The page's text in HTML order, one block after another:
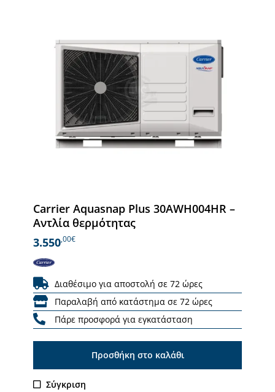
Carrier Aquasnap Plus 30AWH004HR –
Αντλία θερμότητας
3.550,00€
Διαθέσιμο για αποστολή σε 72 ώρες
Παραλαβή από κατάστημα σε 72 ώρες
Πάρε προσφορά για εγκατάσταση
Προσθήκη στο καλάθι
Σύγκριση